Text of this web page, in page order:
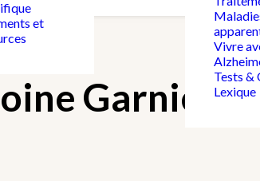
et
Vivre
Tests &
Lexique
Garnier